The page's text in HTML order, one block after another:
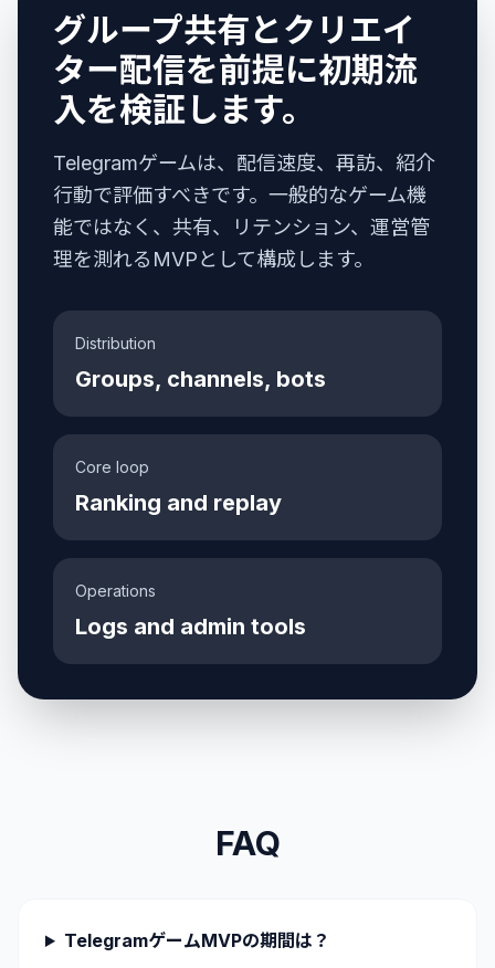
グループ共有とクリエイ
ター配信を前提に初期流
入を検証します。
Telegramゲームは、配信速度、再訪、紹介
行動で評価すべきです。一般的なゲーム機
能ではなく、共有、リテンション、運営管
理を測れるMVPとして構成します。
Distribution
Groups, channels, bots
Core loop
Ranking and replay
Operations
Logs and admin tools
FAQ
TelegramゲームMVPの期間は？